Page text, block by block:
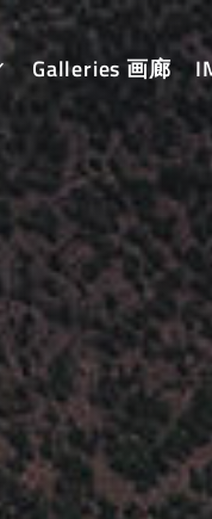
Galleries 画廊